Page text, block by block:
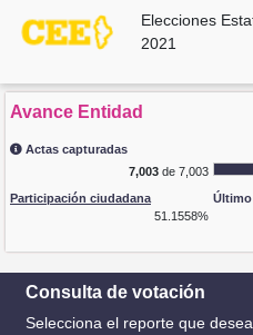
Elecciones
2021
Avance Entidad
Actas capturadas
7,003de 7,003
Participación ciudadana
51.1558%
Consulta de votación
Selecciona el reporte que